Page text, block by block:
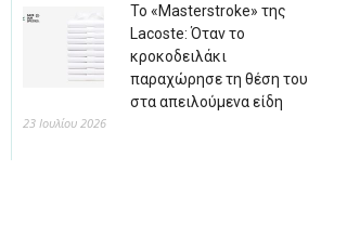
Το «Masterstroke» της
Lacoste: Όταν το
κροκοδειλάκι
παραχώρησε τη θέση του
στα απειλούμενα είδη
23 Ιουλίου 2026